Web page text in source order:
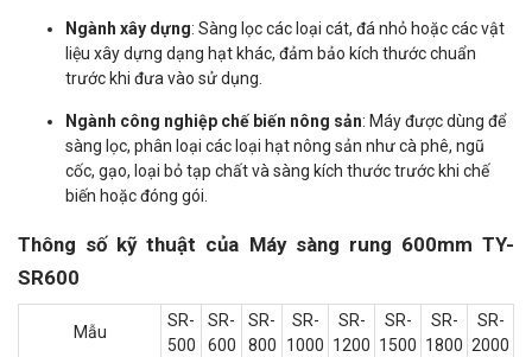
Ngành xây dựng: Sàng lọc các loại cát, đá nhỏ hoặc các vật
liệu xây dựng dạng hạt khác, đảm bảo kích thước chuẩn
trước khi đưa vào sử dụng.
Ngành công nghiệp chế biến nông sản: Máy được dùng để
sàng lọc, phân loại các loại hạt nông sản như cà phê, ngũ
cốc, gạo, loại bỏ tạp chất và sàng kích thước trước khi chế
biến hoặc đóng gói.
Thông số kỹ thuật của Máy sàng rung 600mm TY-
SR600
Mẫu
SR-
500
SR-
600
SR-
800
SR-
1000
SR-
1200
SR-
1500
SR-
1800
SR-
2000